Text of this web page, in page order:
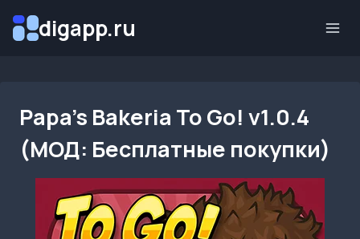
digapp.ru
Papa’s Bakeria To Go! v1.0.4
(МОД: Бесплатные покупки)